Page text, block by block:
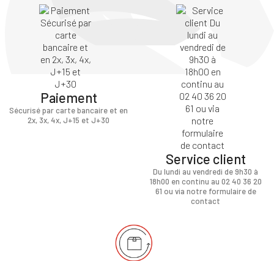
Paiement
Sécurisé par carte bancaire et en
2x, 3x, 4x, J+15 et J+30
Service client
Du lundi au vendredi de 9h30 à
18h00 en continu au 02 40 36 20
61 ou via notre formulaire de
contact